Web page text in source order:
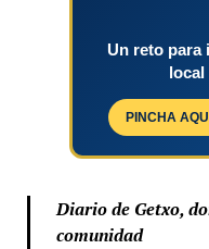
Un reto para
local
PINCHA
Diario de Getxo,
comunidad